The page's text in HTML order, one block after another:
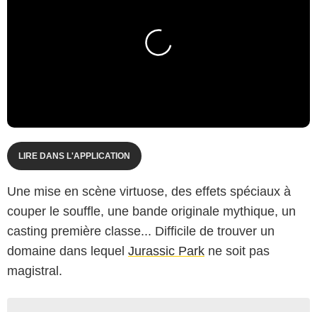
LIRE DANS L'APPLICATION
Une mise en scène virtuose, des effets spéciaux à
couper le souffle, une bande originale mythique, un
casting première classe... Difficile de trouver un
domaine dans lequel Jurassic Park ne soit pas
magistral.